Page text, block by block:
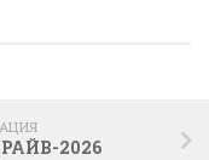
2026